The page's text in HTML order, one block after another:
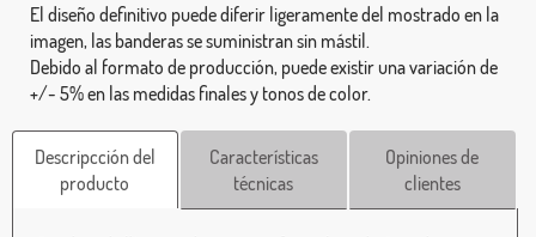
El diseño definitivo puede diferir ligeramente del mostrado en la
imagen, las banderas se suministran sin mástil.
Debido al formato de producción, puede existir una variación de
+/- 5% en las medidas finales y tonos de color.
Descripcción del
producto
Características
técnicas
Opiniones de
clientes